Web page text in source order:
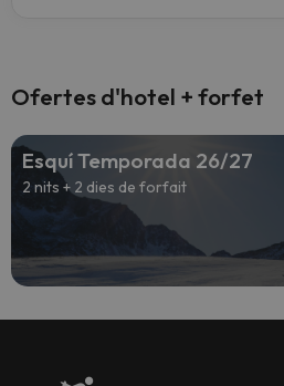
Ofertes d'hotel + forfet
Esquí Temporada 26/27
2 nits + 2 dies de forfait